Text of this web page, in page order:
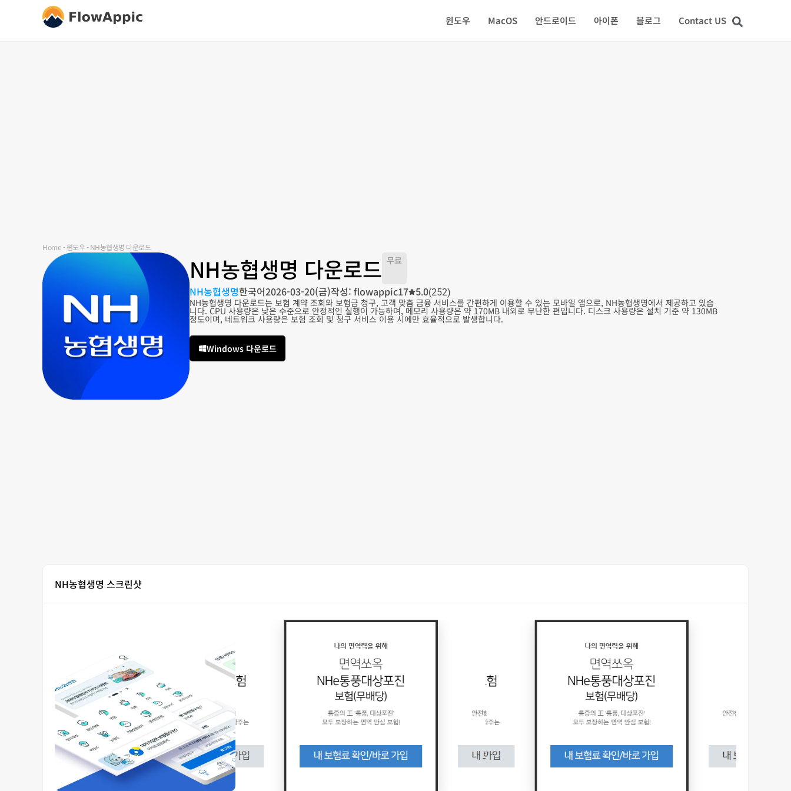
윈도우 MacOS 안드로이드 아이폰 블로그 Contact US
Home-윈도우-NH농협생명 다운로드
NH농협생명 다운로드 무료
NH농협생명한국어2026-03-20(금)작성: flowappic17 5.0(252)
NH농협생명 다운로드는 보험 계약 조회와 보험금 청구, 고객 맞춤 금융 서비스를 간편하게 이용할 수 있는 모바일 앱으로, NH농협생명에서 제공하고 있습
니다. CPU 사용량은 낮은 수준으로 안정적인 실행이 가능하며, 메모리 사용량은 약 170MB 내외로 무난한 편입니다. 디스크 사용량은 설치 기준 약 130MB
정도이며, 네트워크 사용량은 보험 조회 및 청구 서비스 이용 시에만 효율적으로 발생합니다.
Windows 다운로드
NH농협생명 스크린샷